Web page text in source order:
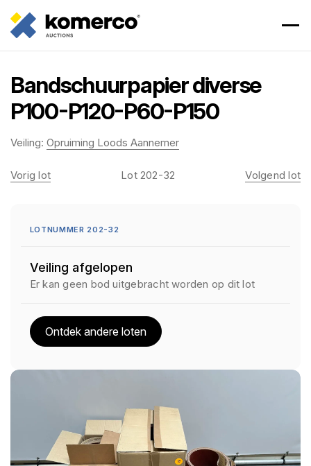
Bandschuurpapier diverse
P100-P120-P60-P150
Veiling: Opruiming Loods Aannemer
Vorig lot Lot 202-32 Volgend lot
LOTNUMMER 202-32
Veiling afgelopen
Er kan geen bod uitgebracht worden op dit lot
Ontdek andere loten